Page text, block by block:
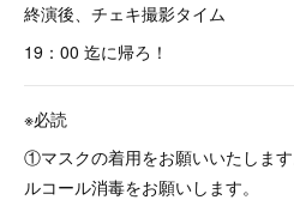
終演後、チェキ撮影タイム
19：00 迄に帰ろ！
※必読
①マスクの着用をお願いいたしま
ルコール消毒をお願いします。